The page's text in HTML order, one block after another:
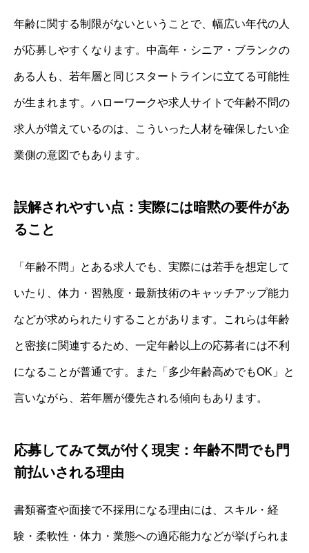
年齢に関する制限がないということで、幅広い年代の人
が応募しやすくなります。中高年・シニア・ブランクの
ある人も、若年層と同じスタートラインに立てる可能性
が生まれます。ハローワークや求人サイトで年齢不問の
求人が増えているのは、こういった人材を確保したい企
業側の意図でもあります。
誤解されやすい点：実際には暗黙の要件があ
ること
「年齢不問」とある求人でも、実際には若手を想定して
いたり、体力・習熟度・最新技術のキャッチアップ能力
などが求められたりすることがあります。これらは年齢
と密接に関連するため、一定年齢以上の応募者には不利
になることが普通です。また「多少年齢高めでもOK」と
言いながら、若年層が優先される傾向もあります。
応募してみて気が付く現実：年齢不問でも門
前払いされる理由
書類審査や面接で不採用になる理由には、スキル・経
験・柔軟性・体力・業態への適応能力などが挙げられま